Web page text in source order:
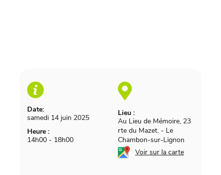
Date:
samedi 14 juin 2025
Heure :
14h00 - 18h00
Lieu :
Au Lieu de Mémoire, 23
rte du Mazet. - Le
Chambon-sur-Lignon
Voir sur la carte